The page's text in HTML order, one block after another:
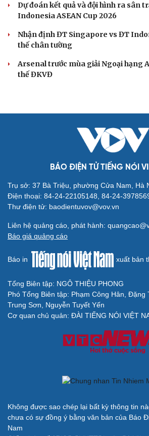
Dự đoán kết quả và đội hình ra sân
Indonesia ASEAN Cup 2026
Nhận định ĐT Singapore vs ĐT
thế chân tường
Arsenal trước mùa giải Ngoại hạng
thế ĐKVĐ
BÁO ĐIỆN TỬ TIẾNG NÓI
Trụ sở: 37 Bà Triệu, phường Cửa Nam, Hà
Điện thoại: 84-24-22105148, 84-24-
Thư điện tử: baodientuvov@vov.vn
Liên hệ quảng cáo, phát hành:
Báo giá quảng cáo
Báo in xuất bản
Tổng Biên tập: NGÔ THIỆU PHONG
Phó Tổng Biên tập: Phạm Công Hân, Đặng
Trung Sơn, Nguyễn Tuyết Yến
Cơ quan chủ quản: ĐÀI TIẾNG NÓI VIỆT
Không được sao chép lại bất kỳ thông tin
chưa có sự đồng ý bằng văn bản của Báo
Nam